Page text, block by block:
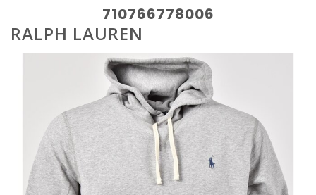
710766778006
RALPH LAUREN